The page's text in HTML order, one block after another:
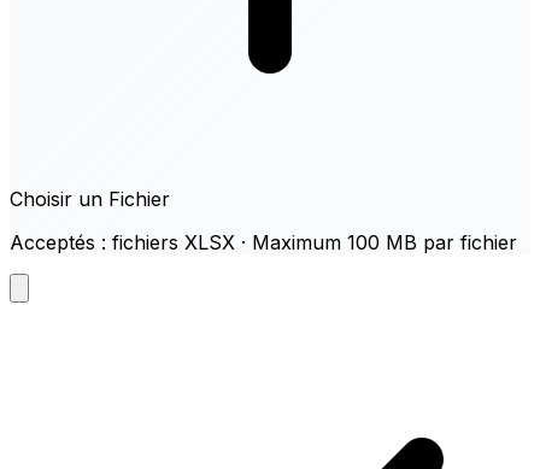
Choisir un Fichier
Acceptés : fichiers XLSX · Maximum 100 MB par fichier